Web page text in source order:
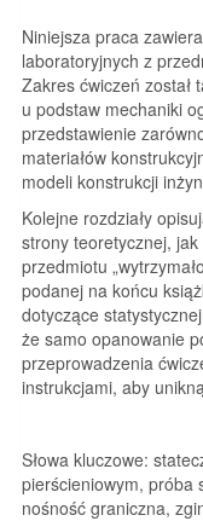
Niniejsza praca
laboratoryjnych z
Zakres ćwiczeń został
u podstaw mechaniki
przedstawienie
materiałów
modeli konstrukcji
Kolejne rozdziały
strony teoretycznej,
przedmiotu
podanej na końcu
dotyczące
że samo opanowanie
przeprowadzenia
instrukcjami, aby
Słowa kluczowe:
pierścieniowym, próba
nośność graniczna,